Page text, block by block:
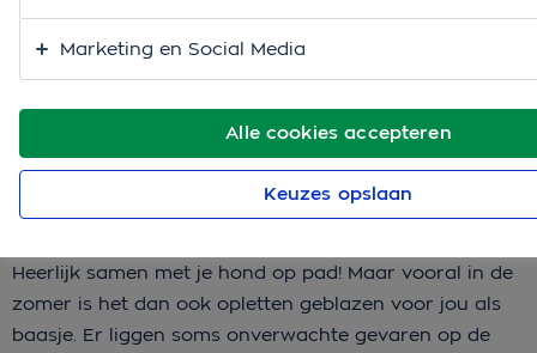
Heerlijk samen met je hond op pad! Maar vooral in de
zomer is het dan ook opletten geblazen voor jou als
baasje. Er liggen soms onverwachte gevaren op de
Alle cookies accepteren
Marketing en Social Media
Keuzes opslaan